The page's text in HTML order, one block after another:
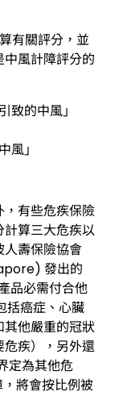
有關評分，並
風計障評分的
致的中風」
風」
有些危疾保險
算三大危疾以
人壽保險協會
發出的
品必需付合他
括癌症、心臟
他嚴重的冠狀
疾），另外還
定為其他危
將會按比例被